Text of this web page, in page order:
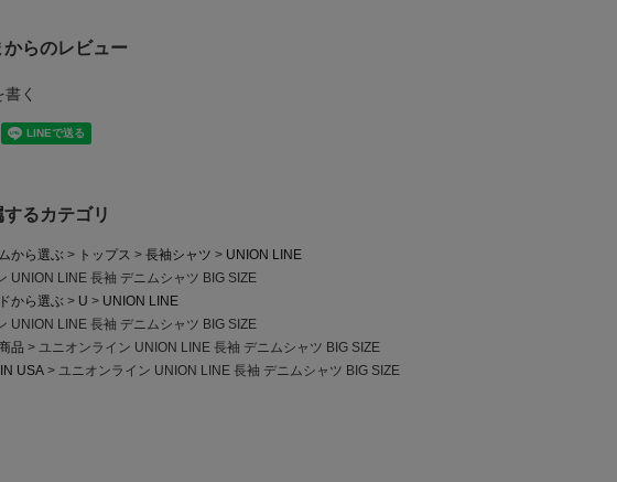
らのレビュー
く
るカテゴリ
から選ぶ トップス 長袖シャツ
UNION LINE
UNION LINE 長袖 デニムシャツ BIG SIZE
から選ぶ U
UNION LINE
UNION LINE 長袖 デニムシャツ BIG SIZE
品
ユニオンライン UNION LINE 長袖 デニムシャツ BIG SIZE
USA ユニオンライン UNION LINE 長袖 デニムシャツ BIG SIZE